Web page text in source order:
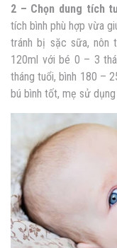
2 – Chọn dung tích
tích bình phù hợp vừa
tránh bị sặc sữa, nôn
120ml với bé 0 – 3
tháng tuổi, bình 180 –
bú bình tốt, mẹ sử